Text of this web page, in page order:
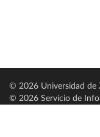
© 2026 Universidad de
© 2026 Servicio de